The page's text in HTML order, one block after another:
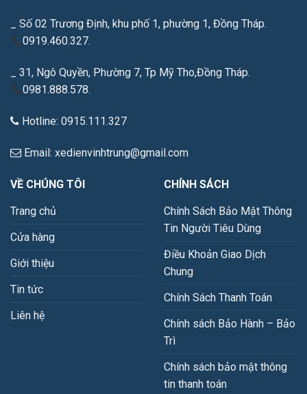
_ Số 02 Trương Định, khu phố 1, phường 1, Đồng Tháp.
0919.460.327.
_ 31, Ngô Quyền, Phường 7, Tp Mỹ Tho,Đồng Tháp.
0981.888.578.
Hotline: 0915.111.327
Email: xedienvinhtrung@gmail.com
VỀ CHÚNG TÔI
Trang chủ
Cửa hàng
Giới thiệu
Tin tức
Liên hệ
CHÍNH SÁCH
Chính Sách Bảo Mật Thông
Tin Người Tiêu Dùng
Điều Khoản Giao Dịch
Chung
Chính Sách Thanh Toán
Chính sách Bảo Hành – Bảo
Trì
Chính sách bảo mật thông
tin thanh toán